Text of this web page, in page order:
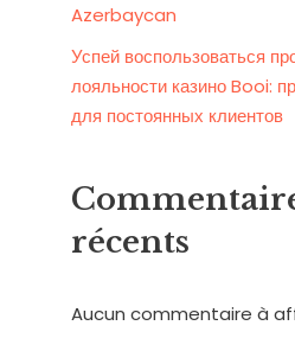
Azerbaycan
Успей воспользоваться
лояльности казино Booi:
для постоянных клиентов
récents
Aucun commentaire à